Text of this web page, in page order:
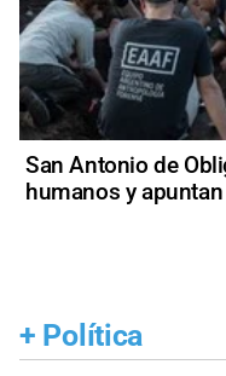
San Antonio de
humanos y
+ Política